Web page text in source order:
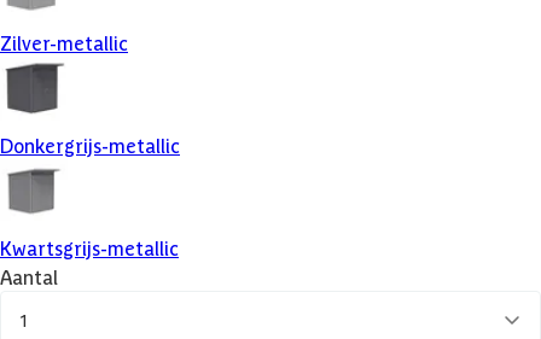
Zilver-metallic
Donkergrijs-metallic
Kwartsgrijs-metallic
Aantal
1